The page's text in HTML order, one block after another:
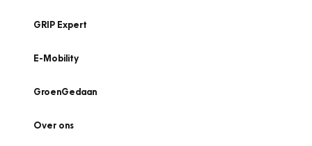
GRIP Expert
E-Mobility
GroenGedaan
Over ons